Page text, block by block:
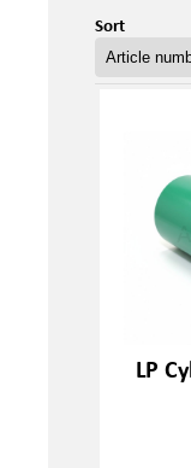
Sort
LP